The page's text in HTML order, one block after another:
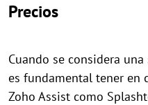
Precios
Cuando se considera
es fundamental tener en
Zoho Assist como